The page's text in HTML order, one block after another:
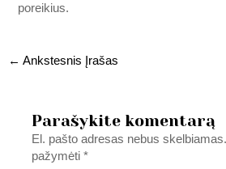
poreikius.
← Ankstesnis Įrašas
Parašykite komentarą
El. pašto adresas nebus skelbiamas.
pažymėti*